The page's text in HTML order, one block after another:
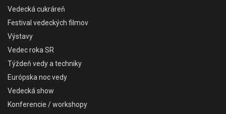
Vedecká cukráreň
Festival vedeckých filmov
Výstavy
Vedec roka SR
Týždeň vedy a techniky
Európska noc vedy
Vedecká show
Konferencie / workshopy